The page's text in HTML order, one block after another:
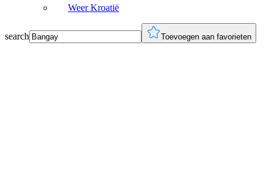
Weer Kroatië
search Toevoegen aan favorieten